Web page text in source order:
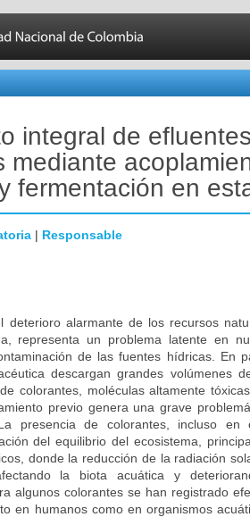
integral de efluentes
mediante
fermentación en
| Responsable
deterioro alarmante de los recursos
representa un problema latente en
de las fuentes hídricas. En
descargan grandes volúmenes
colorantes, moléculas altamente
previo genera una grave
presencia de colorantes, incluso en
del equilibrio del ecosistema,
donde la reducción de la radiación
la biota acuática y
algunos colorantes se han registrado
en humanos como en organismos